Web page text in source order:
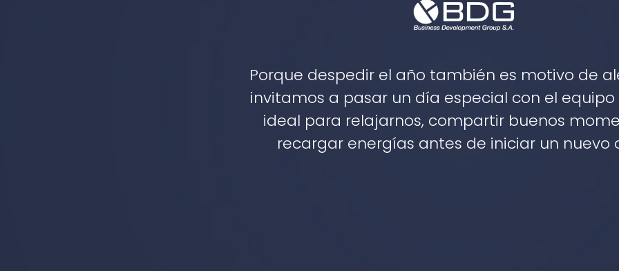
Porque despedir el año también es motivo de
invitamos a pasar un día especial con el equipo
ideal para relajarnos, compartir buenos
recargar energías antes de iniciar un nuevo